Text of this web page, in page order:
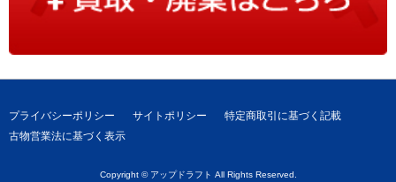
プライバシーポリシー サイトポリシー
特定商取引に基づく記載
古物営業法に基づく表示
Copyright © アップドラフト All Rights Reserved.